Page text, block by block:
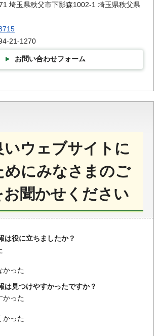
埼玉県秩父市下影森1002-1 埼玉県秩父県
21-1270
お問い合わせフォーム
いウェブサイトに
めにみなさまのご
お聞かせください
は役に立ちましたか？
かった
は見つけやすかったですか？
かった
かった